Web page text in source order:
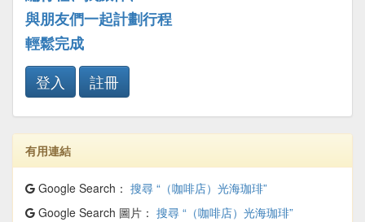
與朋友們一起計劃行程
輕鬆完成
登入
註冊
有用連結
Google Search： 搜尋 “（咖啡店）光海珈琲”
Google Search 圖片： 搜尋 “（咖啡店）光海珈琲”